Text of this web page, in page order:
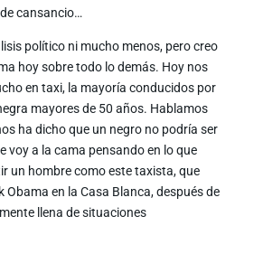
cansancio…
político ni mucho menos, pero creo
hoy sobre todo lo demás. Hoy nos
en taxi, la mayoría conducidos por
mayores de 50 años. Hablamos
ha dicho que un negro no podría ser
voy a la cama pensando en lo que
un hombre como este taxista, que
Obama en la Casa Blanca, después de
llena de situaciones